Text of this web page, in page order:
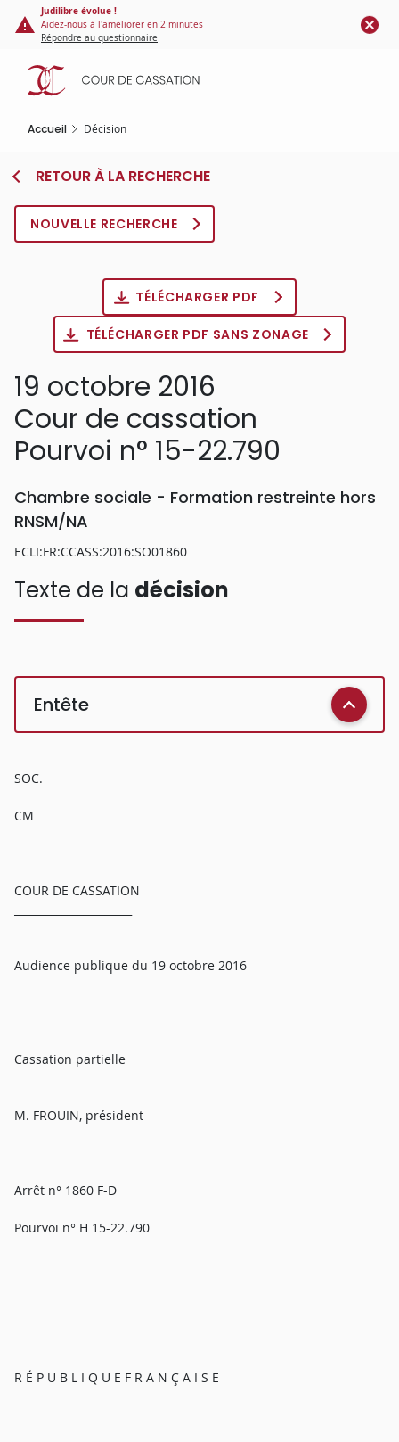
Panneau de gestion des cookies
contenu
principal
Judilibre évolue !
Aidez-nous à l'améliorer en 2 minutes
Répondre au questionnaire
Accueil Décision
RETOUR À LA RECHERCHE
NOUVELLE RECHERCHE
TÉLÉCHARGER PDF
TÉLÉCHARGER PDF SANS ZONAGE
19 octobre 2016
Cour de cassation
Pourvoi n° 15-22.790
Chambre sociale - Formation restreinte hors
RNSM/NA
ECLI:FR:CCASS:2016:SO01860
Texte de la décision
Entête
SOC.
CM
COUR DE CASSATION
Audience publique du 19 octobre 2016
Cassation partielle
M. FROUIN, président
Arrêt n° 1860 F-D
Pourvoi n° H 15-22.790
R É P U B L I Q U E F R A N Ç A I S E